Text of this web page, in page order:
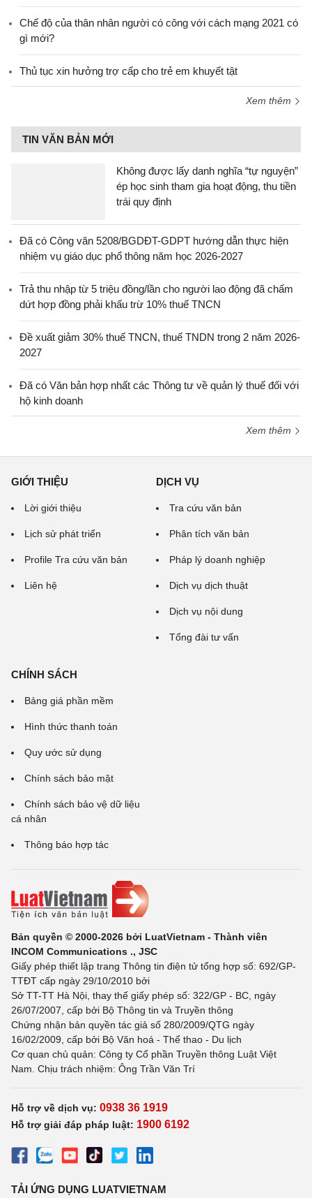
Chế độ của thân nhân người có công với cách mạng 2021 có
gì mới?
Thủ tục xin hưởng trợ cấp cho trẻ em khuyết tật
Xem thêm
TIN VĂN BẢN MỚI
Không được lấy danh nghĩa “tự nguyện”
ép học sinh tham gia hoạt động, thu tiền
trái quy định
Đã có Công văn 5208/BGDĐT-GDPT hướng dẫn thực hiện
nhiệm vụ giáo dục phổ thông năm học 2026-2027
Trả thu nhập từ 5 triệu đồng/lần cho người lao động đã chấm
dứt hợp đồng phải khấu trừ 10% thuế TNCN
Đề xuất giảm 30% thuế TNCN, thuế TNDN trong 2 năm 2026-
2027
Đã có Văn bản hợp nhất các Thông tư về quản lý thuế đối với
hộ kinh doanh
Xem thêm
GIỚI THIỆU
Lời giới thiệu
Lịch sử phát triển
Profile Tra cứu văn bản
Liên hệ
DỊCH VỤ
Tra cứu văn bản
Phân tích văn bản
Pháp lý doanh nghiệp
Dịch vụ dịch thuật
Dịch vụ nội dung
Tổng đài tư vấn
CHÍNH SÁCH
Bảng giá phần mềm
Hình thức thanh toán
Quy ước sử dụng
Chính sách bảo mật
Chính sách bảo vệ dữ liệu
cá nhân
Thông báo hợp tác
Bản quyền © 2000-2026 bởi LuatVietnam - Thành viên
INCOM Communications ., JSC
Giấy phép thiết lập trang Thông tin điện tử tổng hợp số: 692/GP-
TTĐT cấp ngày 29/10/2010 bởi
Sở TT-TT Hà Nội, thay thế giấy phép số: 322/GP - BC, ngày
26/07/2007, cấp bởi Bộ Thông tin và Truyền thông
Chứng nhận bản quyền tác giả số 280/2009/QTG ngày
16/02/2009, cấp bởi Bộ Văn hoá - Thể thao - Du lịch
Cơ quan chủ quản: Công ty Cổ phần Truyền thông Luật Việt
Nam. Chịu trách nhiệm: Ông Trần Văn Trí
Hỗ trợ về dịch vụ: 0938 36 1919
Hỗ trợ giải đáp pháp luật: 1900 6192
TẢI ỨNG DỤNG LUATVIETNAM